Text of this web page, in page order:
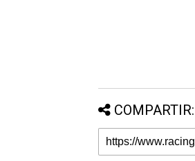
COMPARTIR: